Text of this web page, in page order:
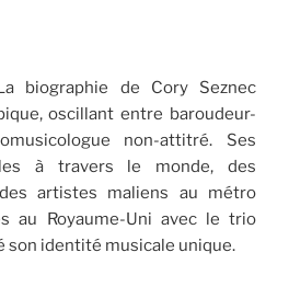
biographie de Cory Seznec
oscillant entre baroudeur-
non-attitré. Ses
à travers le monde, des
artistes maliens au métro
au Royaume-Uni avec le trio
son identité musicale unique.